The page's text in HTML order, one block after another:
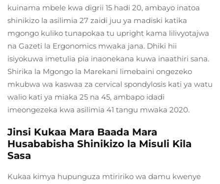
kuinama mbele kwa digrii 15 hadi 20, ambayo inatoa
shinikizo la asilimia 27 zaidi juu ya madiski katika
mgongo kuliko tunapokaa tu upright kama lilivyotajwa
na Gazeti la Ergonomics mwaka jana. Dhiki hii
isiyokuwa imetulia pia inaonekana kuwa inaathiri sana.
Shirika la Mgongo la Marekani limebaini ongezeko
mkubwa wa kaswaa za cervical spondylosis kati ya watu
walio kati ya miaka 25 na 45, ambapo idadi
imeongezeka kwa asilimia 41 tangu mwaka 2020.
Jinsi Kukaa Mara Baada Mara
Husababisha Shinikizo la Misuli Kila
Sasa
Kukaa kimya hupunguza mtiririko wa damu kwenye